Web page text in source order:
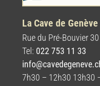
La Cave de
Rue du Pré-Bouvier
Tel: 022 753 11 33
7h30 – 12h30 13h30